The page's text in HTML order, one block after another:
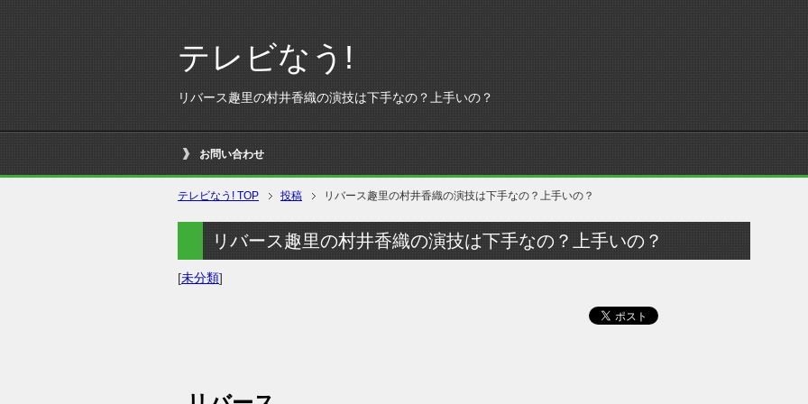
テレビなう!
リバース趣里の村井香織の演技は下手なの？上手いの？
お問い合わせ
テレビなう! TOP 投稿 リバース趣里の村井香織の演技は下手なの？上手いの？
リバース趣里の村井香織の演技は下手なの？上手いの？
[未分類]